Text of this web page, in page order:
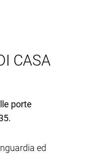
CASA
porte
ed